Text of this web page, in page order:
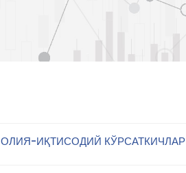
ИҚТИСОДИЙ КЎРСАТКИЧЛАР